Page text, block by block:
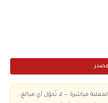
مباشرة — لا تُحوّل أي مبالغ،